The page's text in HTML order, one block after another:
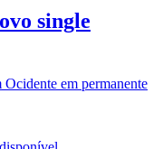
single
em permanente